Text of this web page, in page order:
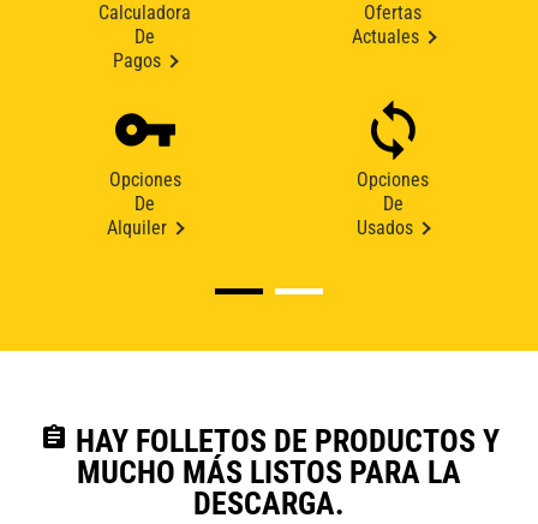
Calculadora
De
Pagos
Ofertas
Actuales
Opciones
De
Alquiler
Opciones
De
Usados
assignment HAY FOLLETOS DE PRODUCTOS Y
MUCHO MÁS LISTOS PARA LA
DESCARGA.